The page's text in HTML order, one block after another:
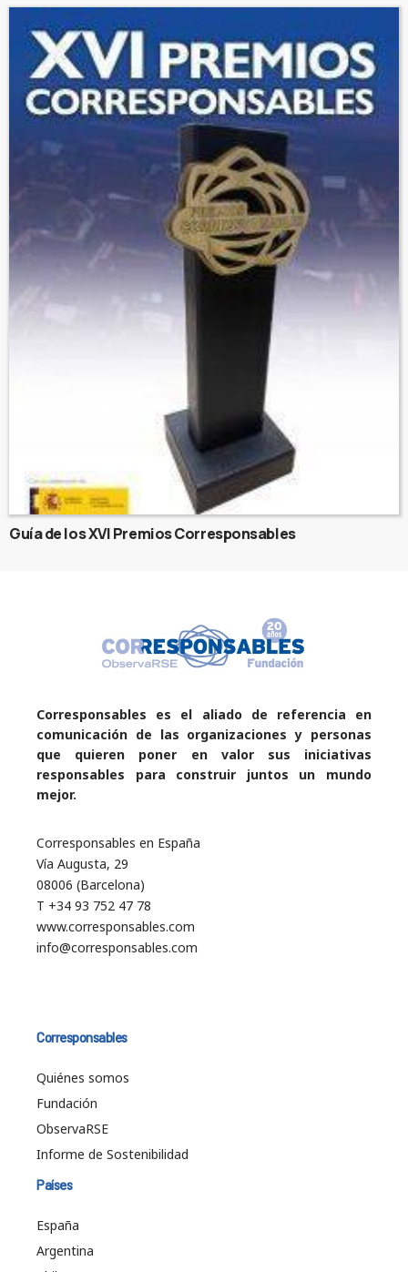
Guía de los XVI Premios Corresponsables
Corresponsables es el aliado de referencia en
comunicación de las organizaciones y personas
que quieren poner en valor sus iniciativas
responsables para construir juntos un mundo
mejor.
Corresponsables en España
Vía Augusta, 29
08006 (Barcelona)
T +34 93 752 47 78
www.corresponsables.com
info@corresponsables.com
Corresponsables
Quiénes somos
Fundación
ObservaRSE
Informe de Sostenibilidad
Países
España
Argentina